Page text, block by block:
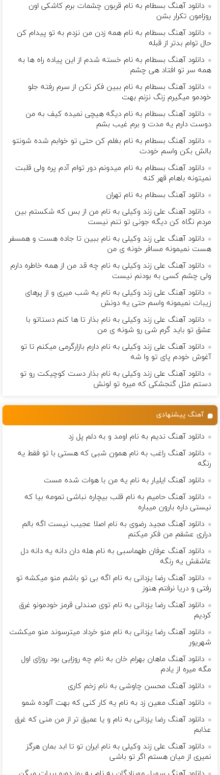
دانلود آهنگ بسطام به نام قربون چشمات برم کاشکی اون
روزامون تکرار بشن
دانلود آهنگ بسطام به نام همه زدن من نزدم به تو پیدام کن
حال توام بدتر از قبله
دانلود آهنگ بسطام به نام خسته شدم از این پیاده راه ها به
همه سر تو افتاد هی چشم
دانلود آهنگ بسطام به نام ببین فکر نکن از سرم رفته جلو
خودمو میگیرم زنگ نزنم بهت
دانلود آهنگ بسطام به نام دیگه هیچی نمیده کیف به من
دوست دارم یه مدت و برم غیب بشم
دانلود آهنگ بسطام به نام بغلم کن حتی تو خوابم شده شونتو
بالش بکن واسم خودت
دانلود آهنگ بسطام به نام میدونم دور توام آدم پره ولی قلبت
نمیتونه باهام قهر کنه
دانلود آهنگ بسطام به نام تهران
دانلود آهنگ علی زند وکیلی به نام من از بس كه شكستم بین
مردم نگاه كن دیگه جونى تو تنم نیست
دانلود آهنگ علی زند وکیلی به نام ببین تا جاده هست و همسفر
هست نمیمونه مسافر خونه ی من
دانلود آهنگ علی زند وکیلی به نام چه قد من از همه خاطره دارم
ولی چشم كسی به بودنم نیست
دانلود آهنگ علی زند وکیلی به نام یه شب میرى و از پرهای
زيبات نمیمونه واسم حتی یه دونش
دانلود آهنگ علی زند وکیلی به نام بذار تا ها كنم دستاتو با
عشق تو باید گرم شی رو شونه ى من
دانلود آهنگ علی زند وکیلی به نام دارم بازارگرمی میكنم تا تو
آغوش خودم پای تو وا شه
دانلود آهنگ علی زند وکیلی به نام بذار دست كوچیكت رو تو
دستم مثل گنجشكی كه میره تو لونش
آهنگ پیشنهادی
دانلود آهنگ ندیم به نام اومد و به دلم پل زد
دانلود آهنگ راغب به نام همون شبی که هستی با تو فقط یه
رنگه
دانلود آهنگ ایلیار به نام یه من با هوات شده مست
دانلود آهنگ حامیم به نام قلب بیچاره نباشی تمومه بیا که
نیستی داره بارون میباره
دانلود آهنگ مجید رضوی به نام اصلا عجیب نیست اگه بالم
دراری عشقم من فکر میکنم
دانلود آهنگ عرفان طهماسبی به نام هله دان دانه یه دانه دل
عاشقش یه رنگه
دانلود آهنگ رضا یزدانی به نام اگه بی تو باشم منو میکشه تو
رفتی و دریا نرفتم هنوز
دانلود آهنگ رضا یزدانی به نام توی صندلی قرمز خودمونو غرق
کردیم
دانلود آهنگ رضا یزدانی به نام منو خرداد میترسوند منو میکشت
شهریور
دانلود آهنگ ماهان بهرام خان به نام چه روزایی بود روزای اول
مگه میره از یادم
دانلود آهنگ محسن چاوشی به نام زخم کاری
دانلود آهنگ معین زد به نام یه کار کنی که بهت آلوده شمو
دانلود آهنگ رضا یزدانی به نام و یا عمیق تر از من منی که غرق
عذابم
دانلود آهنگ علی زند وکیلی به نام ایران تو تا ابد بمان هرگز
نمیری از میان هستم اگر تو باشی